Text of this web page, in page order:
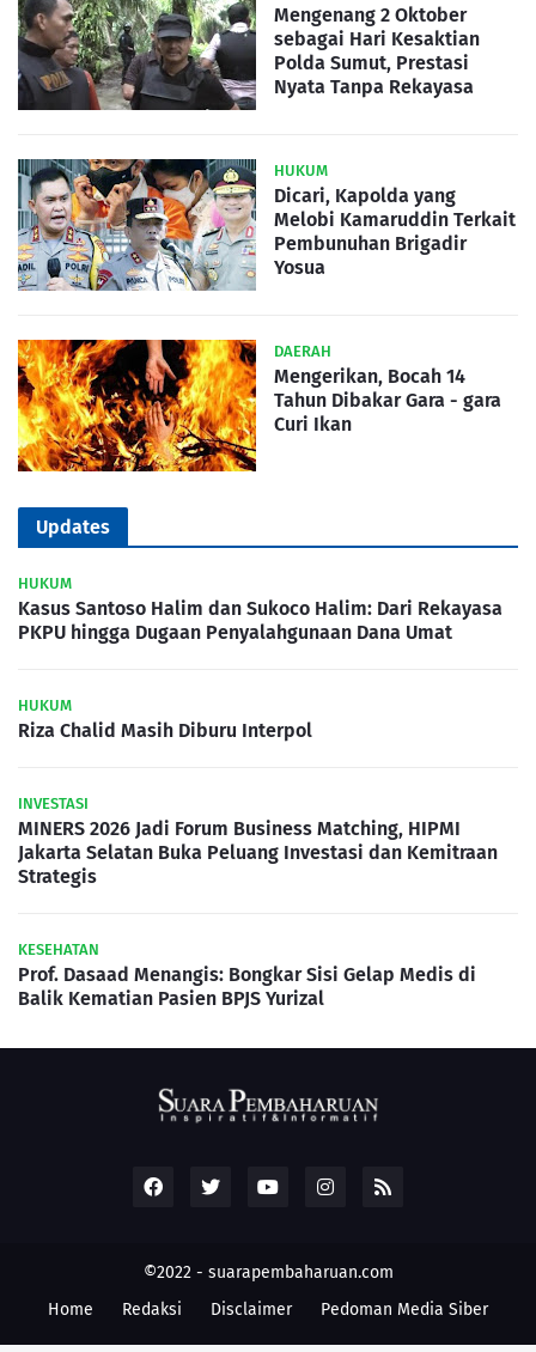
Mengenang 2 Oktober
sebagai Hari Kesaktian
Polda Sumut, Prestasi
Nyata Tanpa Rekayasa
HUKUM
Dicari, Kapolda yang
Melobi Kamaruddin Terkait
Pembunuhan Brigadir
Yosua
DAERAH
Mengerikan, Bocah 14
Tahun Dibakar Gara - gara
Curi Ikan
Updates
HUKUM
Kasus Santoso Halim dan Sukoco Halim: Dari Rekayasa
PKPU hingga Dugaan Penyalahgunaan Dana Umat
HUKUM
Riza Chalid Masih Diburu Interpol
INVESTASI
MINERS 2026 Jadi Forum Business Matching, HIPMI
Jakarta Selatan Buka Peluang Investasi dan Kemitraan
Strategis
KESEHATAN
Prof. Dasaad Menangis: Bongkar Sisi Gelap Medis di
Balik Kematian Pasien BPJS Yurizal
©2022 - suarapembaharuan.com
Home
Redaksi Disclaimer Pedoman Media Siber